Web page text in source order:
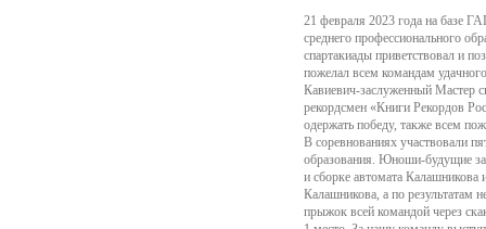
21 февраля 2023 года на базе
среднего профессионального
спартакиады приветствовал и
пожелал всем командам
Кавиевич-заслуженный Мастер
рекордсмен «Книги Рекордов
одержать победу, также всем
В соревнованиях участвовали
образования. Юноши-будущие
и сборке автомата
Калашникова, а по результатам
прыжок всей командой через